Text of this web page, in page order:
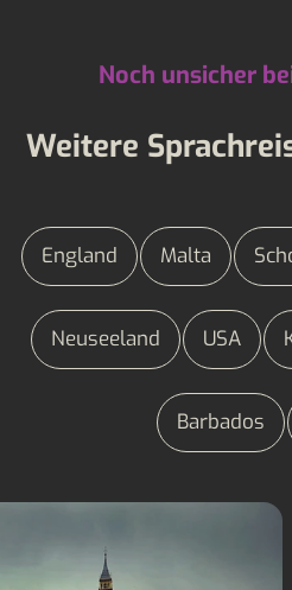
Noch unsicher
Weitere
England Malta
Neuseeland USA
Barbados
Sprachreisen England